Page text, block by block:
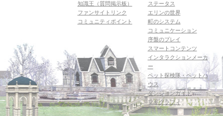
知識王（質問掲示板）
ファンサイトリンク
コミュニティポイント
ステータス
エリンの世界
町のシステム
コミュニケーション
序盤のプレイ
スマートコンテンツ
インタラクションメーカ
ー
ペット探検隊・ペットハ
ウス
ダンジョンガイド
マギグラフィ